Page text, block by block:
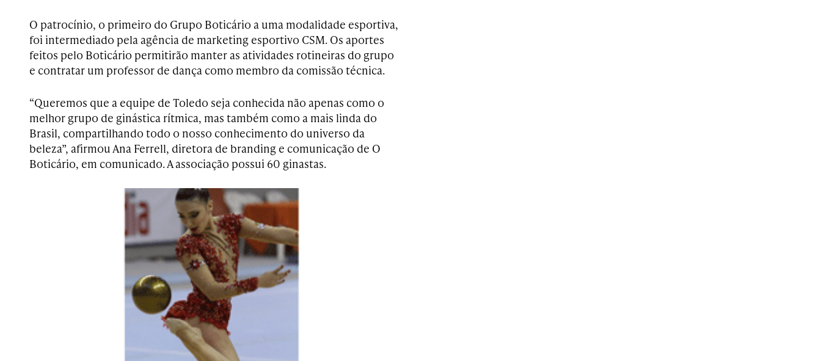
O patrocínio, o primeiro do Grupo Boticário a uma modalidade esportiva,
foi intermediado pela agência de marketing esportivo CSM. Os aportes
feitos pelo Boticário permitirão manter as atividades rotineiras do grupo
e contratar um professor de dança como membro da comissão técnica.
“Queremos que a equipe de Toledo seja conhecida não apenas como o
melhor grupo de ginástica rítmica, mas também como a mais linda do
Brasil, compartilhando todo o nosso conhecimento do universo da
beleza”, afirmou Ana Ferrell, diretora de branding e comunicação de O
Boticário, em comunicado. A associação possui 60 ginastas.